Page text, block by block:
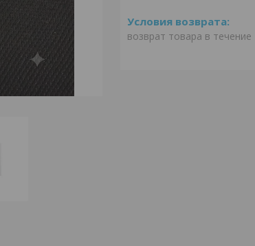
возврат товара в течение